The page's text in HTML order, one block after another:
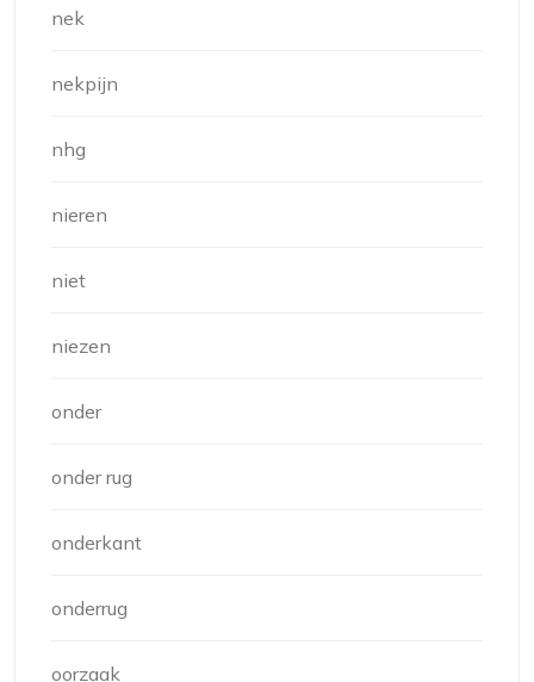
nek
nekpijn
nhg
nieren
niet
niezen
onder
onder rug
onderkant
onderrug
oorzaak